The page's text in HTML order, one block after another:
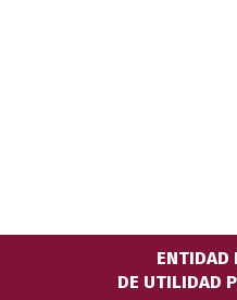
ENTIDAD
DE UTILIDAD